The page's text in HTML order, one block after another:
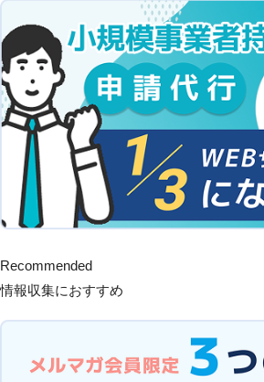
Recommended
情報収集におすすめ